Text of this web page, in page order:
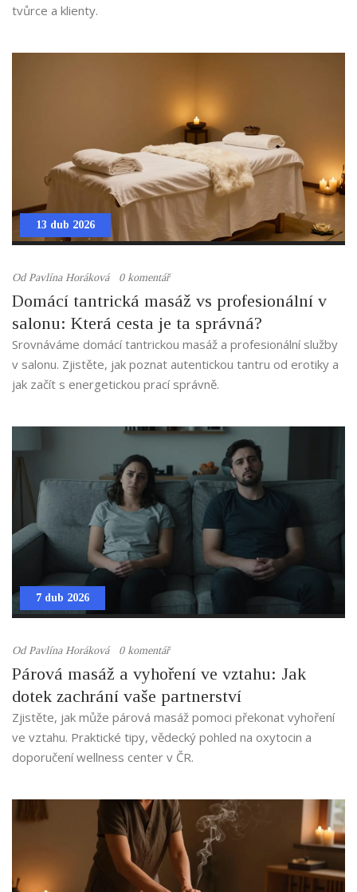
tvůrce a klienty.
13 dub 2026
Od Pavlína Horáková 0 komentář
Domácí tantrická masáž vs profesionální v
salonu: Která cesta je ta správná?
Srovnáváme domácí tantrickou masáž a profesionální služby
v salonu. Zjistěte, jak poznat autentickou tantru od erotiky a
jak začít s energetickou prací správně.
7 dub 2026
Od Pavlína Horáková 0 komentář
Párová masáž a vyhoření ve vztahu: Jak
dotek zachrání vaše partnerství
Zjistěte, jak může párová masáž pomoci překonat vyhoření
ve vztahu. Praktické tipy, vědecký pohled na oxytocin a
doporučení wellness center v ČR.